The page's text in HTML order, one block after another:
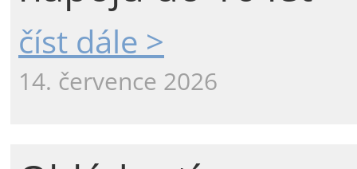
číst dále >
14. července 2026